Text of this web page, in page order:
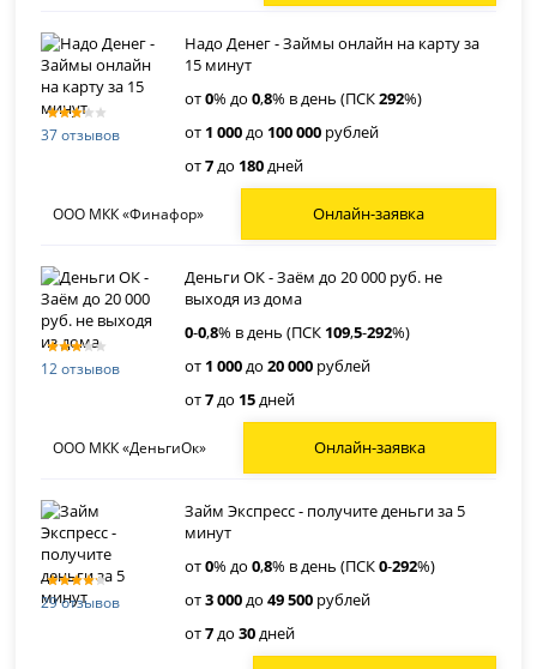
37 отзывов
Надо Денег - Займы онлайн на карту за
15 минут
от0% до0,8% в день (ПСК292%)
от 1 000до 100 000 рублей
от7до 180дней
ООО МКК «Финафор» Онлайн-заявка
12 отзывов
Деньги ОК - Заём до 20 000 руб. не
выходя из дома
0-0,8% в день (ПСК 109,5-292%)
от 1 000до20 000 рублей
от7до 15дней
ООО МКК «ДеньгиОк» Онлайн-заявка
29 отзывов
Займ Экспресс - получите деньги за 5
минут
от0% до0,8% в день (ПСК0-292%)
от3 000до49 500 рублей
от7до30дней